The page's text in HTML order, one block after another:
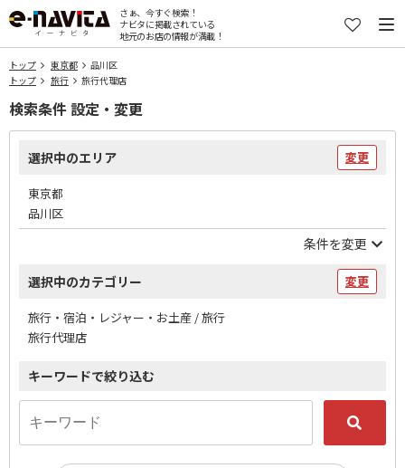
さぁ、今すぐ検索！
ナビタに掲載されている
地元のお店の情報が満載！
トップ 東京都
品川区
トップ
旅行 旅行代理店
検索条件 設定・変更
選択中のエリア 変更
東京都
品川区
条件を変更
選択中のカテゴリー 変更
旅行・宿泊・レジャー・お土産 / 旅行
旅行代理店
キーワードで絞り込む